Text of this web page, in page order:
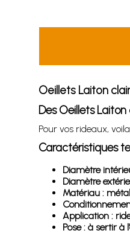
Oeillets Laiton
Des Oeillets
Pour vos rideaux,
Caractéristiques
Diamètre
Diamètre
Matériau :
Application :
Pose : à sertir à